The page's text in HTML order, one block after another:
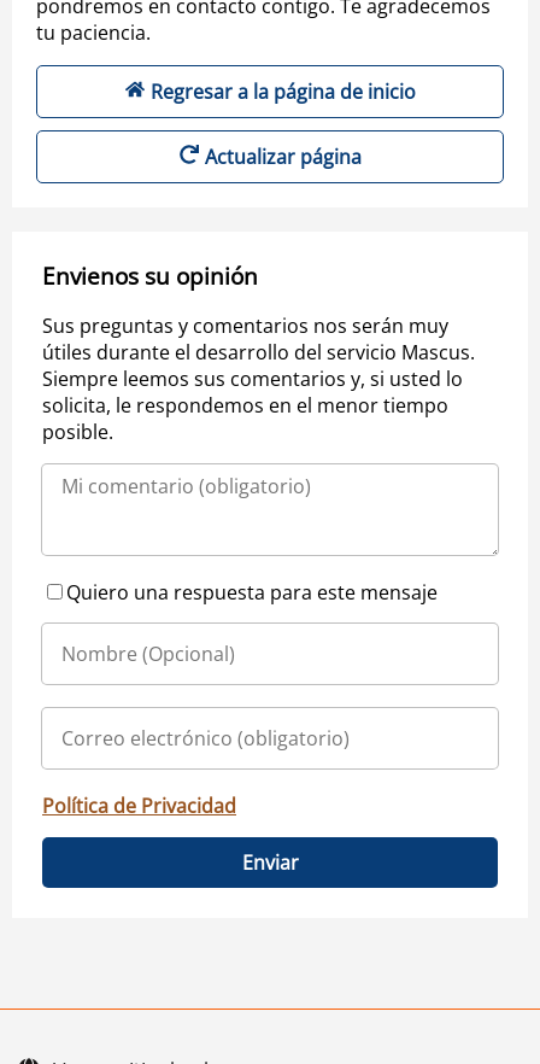
pondremos en contacto contigo. Te agradecemos
tu paciencia.
Regresar a la página de inicio
Actualizar página
Envienos su opinión
Sus preguntas y comentarios nos serán muy
útiles durante el desarrollo del servicio Mascus.
Siempre leemos sus comentarios y, si usted lo
solicita, le respondemos en el menor tiempo
posible.
Quiero una respuesta para este mensaje
Política de Privacidad
Enviar